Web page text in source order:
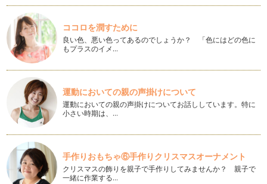
簡単美味しいお餅のアレンジ
我が家はお餅好きなので、わりと年中、常備しています。 普
段はあまり食べない方でもお正月には…
簡単おいしいクリスマススパイスクッキー
もうすぐクリスマス。おうちでクリスマスディナーや、ケー
キ、クッキーなど様々なものを作って楽…
簡単ステキなクリスマスのおうちデコレーション
今年も早いもので、もうあとわずかとなりました！ 最後の1
ヵ月はクリスマスにお正月準備と大忙…
簡単おいしいおもてなし～リンゴケーキ～
来客があるとき、忙しくてお茶菓子を買いに行く時間がなく
て、何もない！と思うことありませんか…
ココロを潤すために
良い色、悪い色ってあるのでしょうか？ 「色にはどの色に
もプラスのイメ…
運動においての親の声掛けについて
運動においての親の声掛けについてお話ししています。特に
小さい時期は、…
手作りおもちゃ⑥手作りクリスマスオーナメント
クリスマスの飾りを親子で手作りしてみませんか？ 親子で
一緒に作業する…